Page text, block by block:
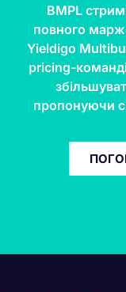
BMPL
повного
Yieldigo
pricing-
пропонуючи